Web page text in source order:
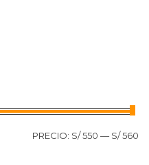
PRECIO: S/ 550 — S/ 560